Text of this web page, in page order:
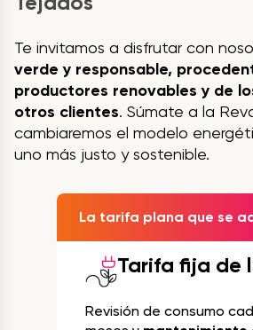
Te invitamos a disfrutar con
verde y responsable,
productores renovables y de
otros clientes. Súmate a la
cambiaremos el modelo
uno más justo y sostenible.
La tarifa plana que se
Tarifa fija de
Revisión de consumo